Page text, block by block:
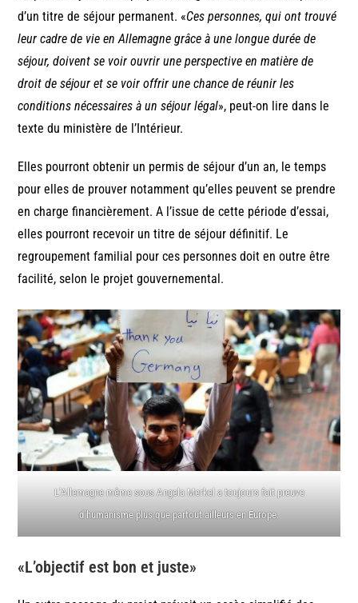
d’un titre de séjour permanent. «Ces personnes, qui ont trouvé
leur cadre de vie en Allemagne grâce à une longue durée de
séjour, doivent se voir ouvrir une perspective en matière de
droit de séjour et se voir offrir une chance de réunir les
conditions nécessaires à un séjour légal», peut-on lire dans le
texte du ministère de l’Intérieur.
Elles pourront obtenir un permis de séjour d’un an, le temps
pour elles de prouver notamment qu’elles peuvent se prendre
en charge financièrement. A l’issue de cette période d’essai,
elles pourront recevoir un titre de séjour définitif. Le
regroupement familial pour ces personnes doit en outre être
facilité, selon le projet gouvernemental.
L’Allemagne même sous Angela Merkel a toujours fait preuve
d’humanisme plus que partout ailleurs en Europe.
«L’objectif est bon et juste»